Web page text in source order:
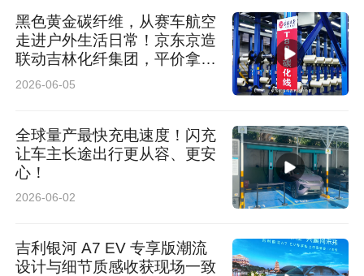
黑色黄金碳纤维，从赛车航空
走进户外生活日常！京东京造
联动吉林化纤集团，平价拿下
轻量化好物
2026-06-05
全球量产最快充电速度！闪充
让车主长途出行更从容、更安
心！
2026-06-02
吉利银河 A7 EV 专享版潮流
设计与细节质感收获现场一致